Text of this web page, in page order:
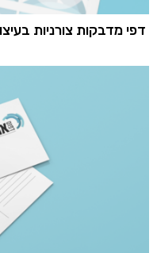
דפי מדבקות צורניות